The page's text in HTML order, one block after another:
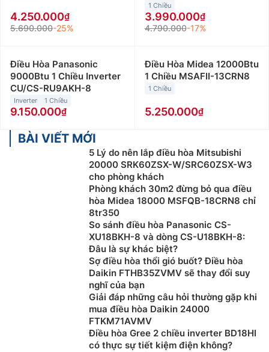
4.250.000
5.690.000-25%
1 Chiều
3.990.000
4.790.000-17%
Điều Hòa Panasonic
9000Btu 1 Chiều Inverter
CU/CS-RU9AKH-8
Inverter 1 Chiều
9.150.000
Điều Hòa Midea 12000Btu
1 Chiều MSAFII-13CRN8
1 Chiều
5.250.000
BÀI VIẾT MỚI
5 Lý do nên lắp điều hòa Mitsubishi
20000 SRK60ZSX-W/SRC60ZSX-W3
cho phòng khách
Phòng khách 30m2 đừng bỏ qua điều
hòa Midea 18000 MSFQB-18CRN8 chỉ
8tr350
So sánh điều hòa Panasonic CS-
XU18BKH-8 và dòng CS-U18BKH-8:
Đâu là sự khác biệt?
Sợ điều hòa thổi gió buốt? Điều hòa
Daikin FTHB35ZVMV sẽ thay đổi suy
nghĩ của bạn
Giải đáp những câu hỏi thường gặp khi
mua điều hòa Daikin 24000
FTKM71AVMV
Điều hòa Gree 2 chiều inverter BD18HI
có thực sự tiết kiệm điện không?